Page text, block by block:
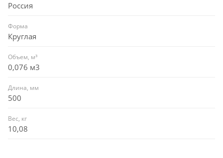
Россия
Форма
Круглая
Объем, м³
0,076 м3
Длина, мм
500
Вес, кг
10,08